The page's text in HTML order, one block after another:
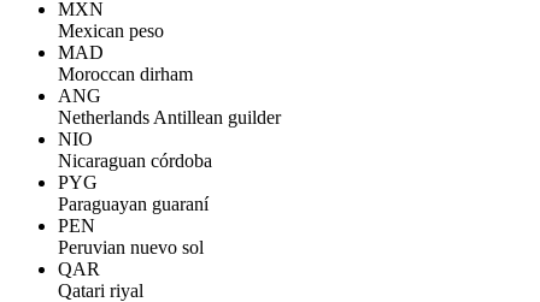
MXN
Mexican peso
MAD
Moroccan dirham
ANG
Netherlands Antillean guilder
NIO
Nicaraguan córdoba
PYG
Paraguayan guaraní
PEN
Peruvian nuevo sol
QAR
Qatari riyal